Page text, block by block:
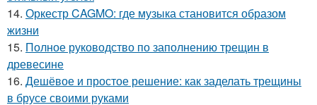
14. Оркестр CAGMO: где музыка становится образом
жизни
15. Полное руководство по заполнению трещин в
древесине
16. Дешёвое и простое решение: как заделать трещины
в брусе своими руками